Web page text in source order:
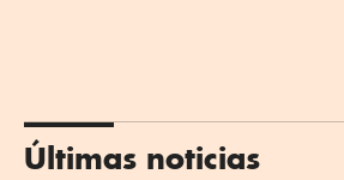
Últimas noticias